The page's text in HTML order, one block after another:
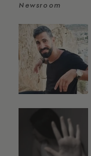
Newsroom